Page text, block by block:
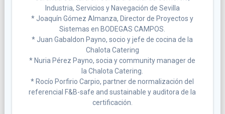
Industria, Servicios y Navegación de Sevilla
* Joaquín Gómez Almanza, Director de Proyectos y
Sistemas en BODEGAS CAMPOS.
* Juan Gabaldon Payno, socio y jefe de cocina de la
Chalota Catering
* Nuria Pérez Payno, socia y community manager de
la Chalota Catering.
* Rocío Porfirio Carpio, partner de normalización del
referencial F&B-safe and sustainable y auditora de la
certificación.